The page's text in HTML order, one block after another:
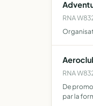
RNA
RNA
De
par la